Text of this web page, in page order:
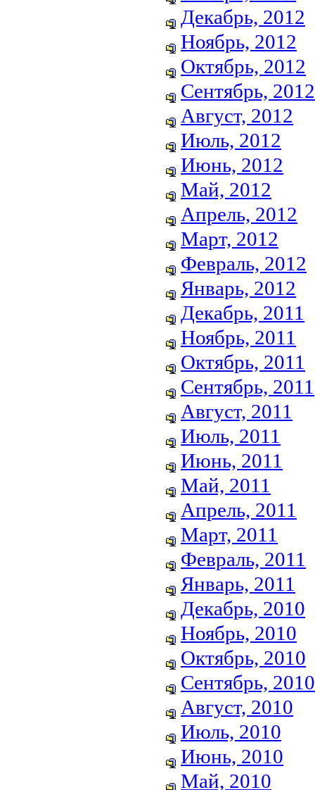
Декабрь, 2012
Ноябрь, 2012
Октябрь, 2012
Сентябрь, 2012
Август, 2012
Июль, 2012
Июнь, 2012
Май, 2012
Апрель, 2012
Март, 2012
Февраль, 2012
Январь, 2012
Декабрь, 2011
Ноябрь, 2011
Октябрь, 2011
Сентябрь, 2011
Август, 2011
Июль, 2011
Июнь, 2011
Май, 2011
Апрель, 2011
Март, 2011
Февраль, 2011
Январь, 2011
Декабрь, 2010
Ноябрь, 2010
Октябрь, 2010
Сентябрь, 2010
Август, 2010
Июль, 2010
Июнь, 2010
Май, 2010